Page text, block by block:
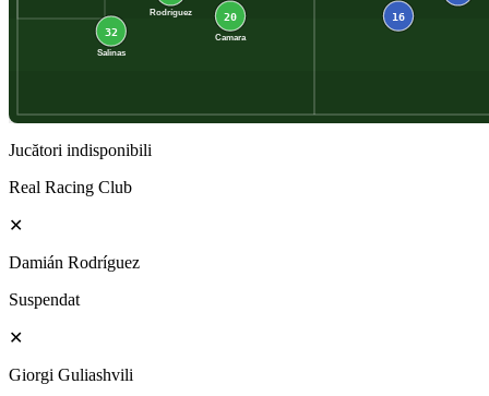
32
Salinas
Rodríguez 20
Camara
16
Jucători indisponibili
Real Racing Club
✕
Damián Rodríguez
Suspendat
✕
Giorgi Guliashvili